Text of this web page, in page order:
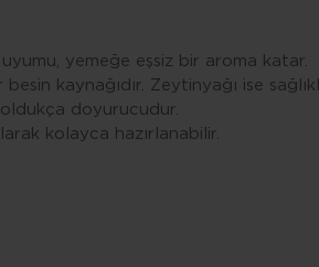
yemeğe eşsiz bir aroma katar.
kaynağıdır. Zeytinyağı ise
doyurucudur.
kolayca hazırlanabilir.